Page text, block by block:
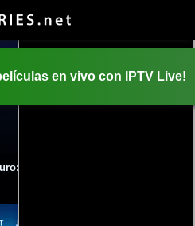
en vivo con IPTV Live!
Ghost in the Shell (2017)